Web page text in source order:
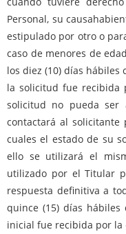
Personal, su
estipulado por otro o
caso de menores de
los diez (10) días
la solicitud fue recibida
solicitud no pueda ser
contactará al solicitante
cuales el estado de su
ello se utilizará el
utilizado por el Titular
respuesta definitiva a
quince (15) días
inicial fue recibida por la